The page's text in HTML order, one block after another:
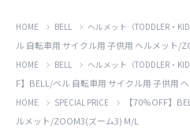
HOME BELL ヘルメット（TODDLER・
ル 自転車用 サイクル用 子供用 ヘルメット/
HOME BELL ヘルメット（TODDLER・
F】BELL/ベル 自転車用 サイクル用 子供用
HOME SPECIAL PRICE
【70%OFF】
ルメット/ZOOM3(ズーム3) M/L